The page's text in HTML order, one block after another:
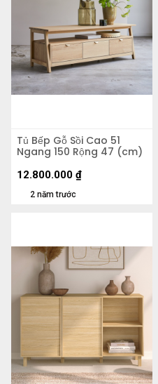
Tủ Bếp Gỗ Sồi Cao 51
Ngang 150 Rộng 47 (cm)
2 năm trước
12.800.000 ₫